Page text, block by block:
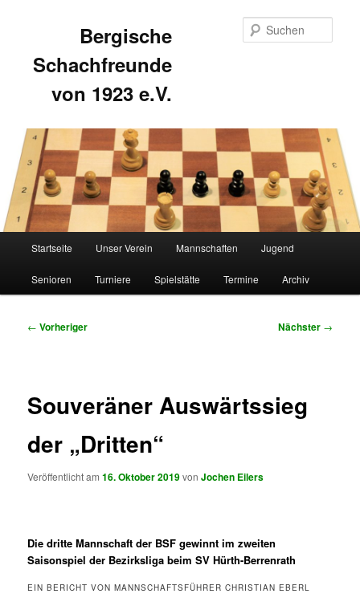
Bergische
Schachfreunde
von 1923 e.V.
Zum
primären
Zum
sekundären
Startseite Unser Verein Mannschaften Jugend
Senioren Turniere Spielstätte Termine Archiv
Beitragsnavigation
← Vorheriger Nächster →
Souveräner Auswärtssieg
der „Dritten“
Veröffentlicht am16. Oktober 2019vonJochen Eilers
Die dritte Mannschaft der BSF gewinnt im zweiten
Saisonspiel der Bezirksliga beim SV Hürth-Berrenrath
EIN BERICHT VON MANNSCHAFTSFÜHRER CHRISTIAN EBERL